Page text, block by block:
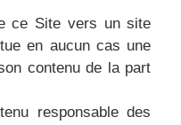
ce Site vers un site
en aucun cas une
contenu de la part
responsable des